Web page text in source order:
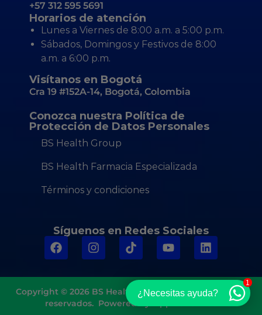
+57 312 595 5691
Horarios de atención
Lunes a Viernes de 8:00 a.m. a 5:00 p.m.
Sábados, Domingos y Festivos de 8:00
a.m. a 6:00 p.m.
Visítanos en Bogotá
Cra 19 #152A-14, Bogotá, Colombia
Conozca nuestra Política de
Protección de Datos Personales
BS Health Group
BS Health Farmacia Especializada
Términos y condiciones
Síguenos en Redes Sociales
Copyright © 2026 BS Health GroupTodos los derechos
reservados. Powered by:
¿Necesitas ayuda?
1